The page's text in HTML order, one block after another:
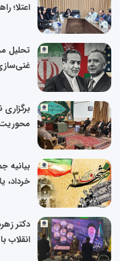
اعتلا؛
تحلیل
بیانیه
خرداد،
دکتر
انقلاب